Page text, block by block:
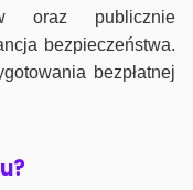
oraz publicznie
bezpieczeństwa.
bezpłatnej